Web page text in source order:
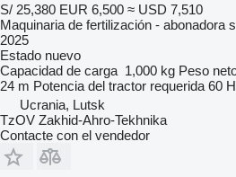
S/ 25,380 EUR 6,500 ≈ USD 7,510
Maquinaria de fertilización - abonadora
2025
Estado nuevo
Capacidad de carga 1,000 kg Peso
24 m Potencia del tractor requerida 60
Ucrania, Lutsk
TzOV Zakhid-Ahro-Tekhnika
Contacte con el vendedor